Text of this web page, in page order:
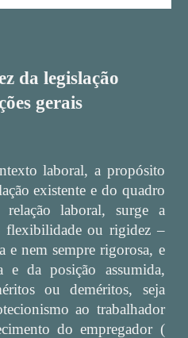
da legislação
gerais
laboral, a propósito
existente e do quadro
laboral, surge a
flexibilidade ou rigidez –
e nem sempre rigorosa, e
e da posição assumida,
ou deméritos, seja
ao trabalhador
do empregador (